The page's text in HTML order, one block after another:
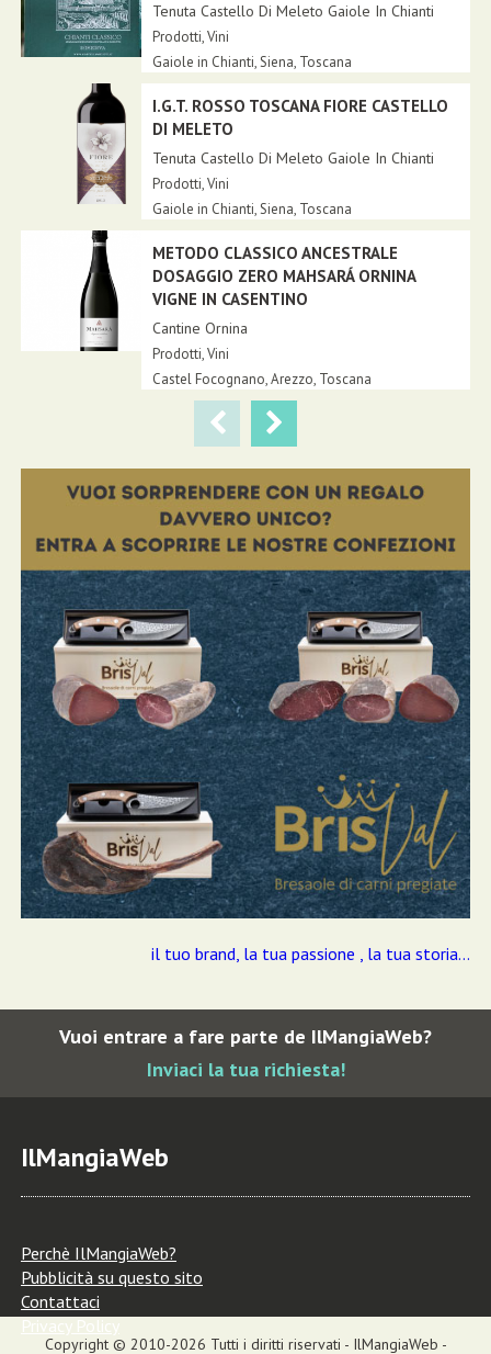
Tenuta Castello Di Meleto Gaiole In Chianti
Prodotti,Vini
Gaiole in Chianti,Siena, Toscana
I.G.T. ROSSO TOSCANA FIORE CASTELLO
DI MELETO
Tenuta Castello Di Meleto Gaiole In Chianti
Prodotti,Vini
Gaiole in Chianti,Siena, Toscana
METODO CLASSICO ANCESTRALE
DOSAGGIO ZERO MAHSARÁ ORNINA
VIGNE IN CASENTINO
Cantine Ornina
Prodotti,Vini
Castel Focognano,Arezzo, Toscana
il tuo brand, la tua passione , la tua storia...
Vuoi entrare a fare parte de IlMangiaWeb?
Inviaci la tua richiesta!
IlMangiaWeb
Perchè IlMangiaWeb?
Pubblicità su questo sito
Contattaci
Privacy Policy
Copyright © 2010-2026 Tutti i diritti riservati - IlMangiaWeb -